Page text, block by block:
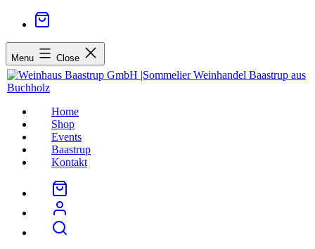
Menu Close
Home
Shop
Events
Baastrup
Kontakt